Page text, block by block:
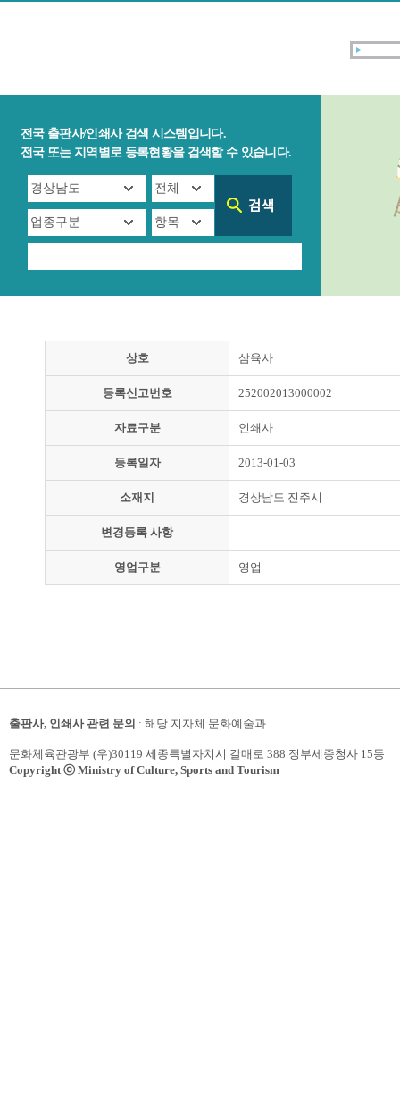
전국 출판사/인쇄사 검색 시스템입니다.
전국 또는 지역별로 등록현황을 검색할 수 있습니다.
상호 삼육사
등록신고번호 252002013000002
자료구분 인쇄사
등록일자 2013-01-03
소재지 경상남도 진주시
변경등록 사항
영업구분 영업
출판사, 인쇄사 관련 문의 : 해당 지자체 문화예술과
문화체육관광부 (우)30119 세종특별자치시 갈매로 388 정부세종청사 15동
Copyright ⓒ Ministry of Culture, Sports and Tourism